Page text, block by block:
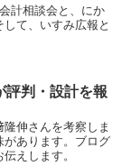
計相談会と、にか
て、いすみ広報と
評判・設計を報
伸さんを考察しま
あります。ブログ
えします。